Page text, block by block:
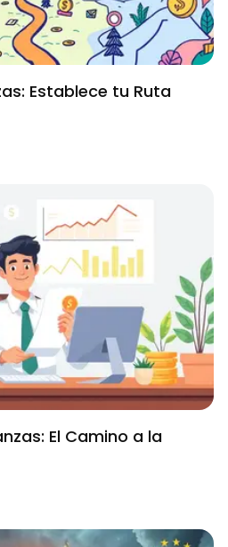
Establece tu Ruta
El Camino a la